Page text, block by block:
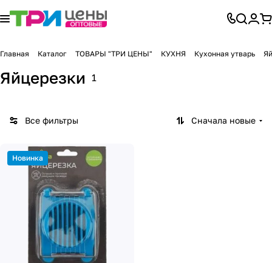
Главная Каталог ТОВАРЫ "ТРИ ЦЕНЫ" КУХНЯ Кухонная утварь
Яйцерезки 1
Все фильтры Сначала новые
Новинка